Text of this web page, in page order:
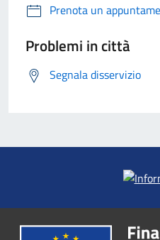
Prenota un
Problemi in città
Segnala disservizio